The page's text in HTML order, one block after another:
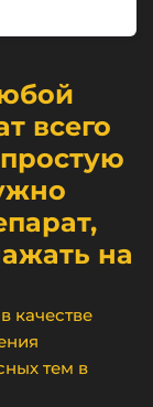
всего
на
качестве
тем в